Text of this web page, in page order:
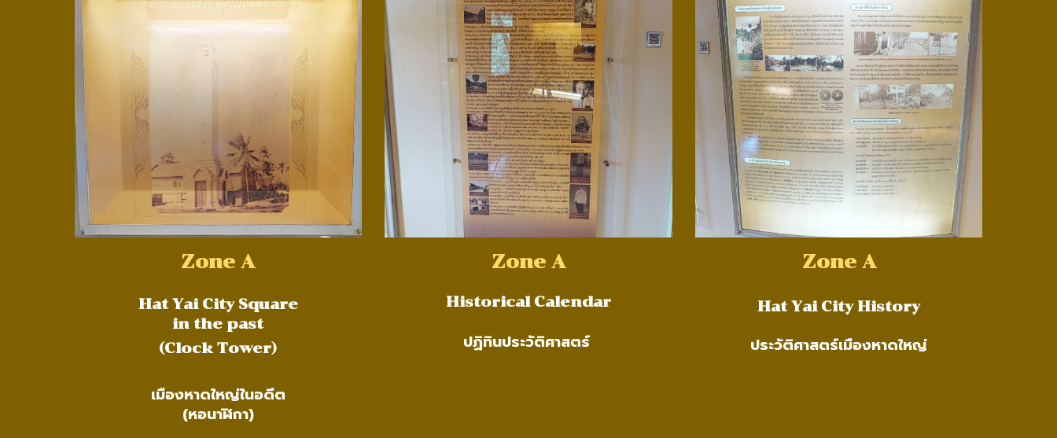
Zone A
Hat Yai City Square
in the past
(Clock Tower)
เมืองหาดใหญ่ในอดีต
(หอนาฬิกา)
Zone A
Historical Calendar
ปฏิทินประวัติศาสตร์
Zone A
Hat Yai City History
ประวัติศาสตร์เมืองหาดใหญ่